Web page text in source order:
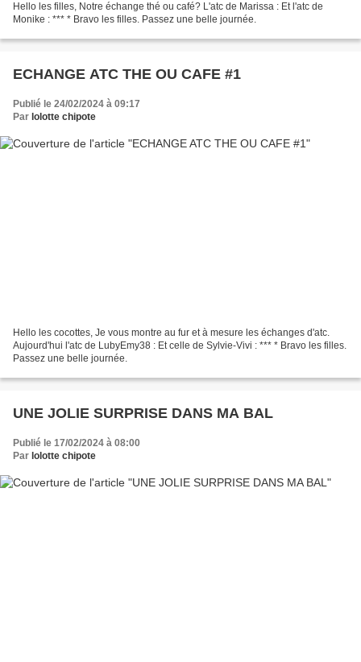
Hello les filles, Notre échange thé ou café? L'atc de Marissa : Et l'atc de
Monike : *** * Bravo les filles. Passez une belle journée.
ECHANGE ATC THE OU CAFE #1
Publié le 24/02/2024 à 09:17
Par lolotte chipote
Hello les cocottes, Je vous montre au fur et à mesure les échanges d'atc.
Aujourd'hui l'atc de LubyEmy38 : Et celle de Sylvie-Vivi : *** * Bravo les filles.
Passez une belle journée.
UNE JOLIE SURPRISE DANS MA BAL
Publié le 17/02/2024 à 08:00
Par lolotte chipote